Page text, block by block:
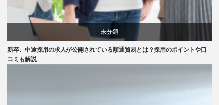
未分類
新卒、中途採用の求人が公開されている順通貿易とは？採用のポイントや口
コミも解説